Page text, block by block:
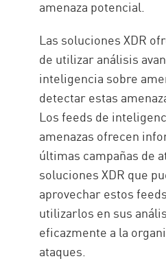
amenaza potencial.
Las soluciones XDR
de utilizar análisis
inteligencia sobre
detectar estas
Los feeds de
amenazas ofrecen
últimas campañas de
soluciones XDR que
aprovechar estos
utilizarlos en sus
eficazmente a la
ataques.